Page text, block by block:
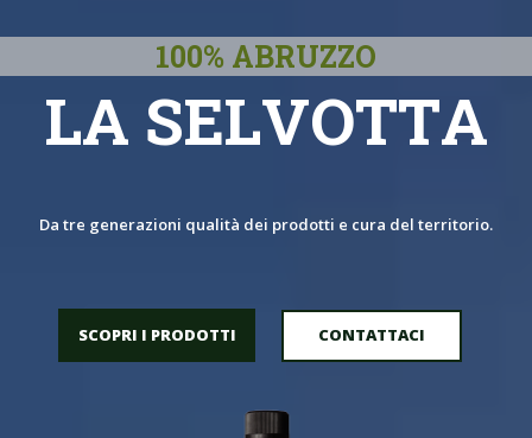
100% ABRUZZO
LA SELVOTTA
Da tre generazioni qualità dei prodotti e cura del territorio.
CONTATTACI
SCOPRI I PRODOTTI